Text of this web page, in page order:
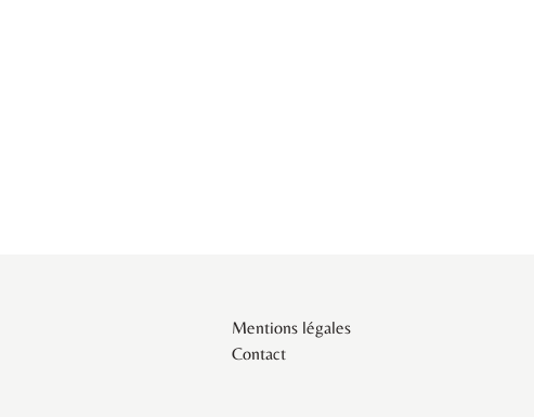
Mentions légales
Contact